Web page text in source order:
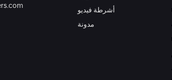
أشرطة فيديو
مدونة